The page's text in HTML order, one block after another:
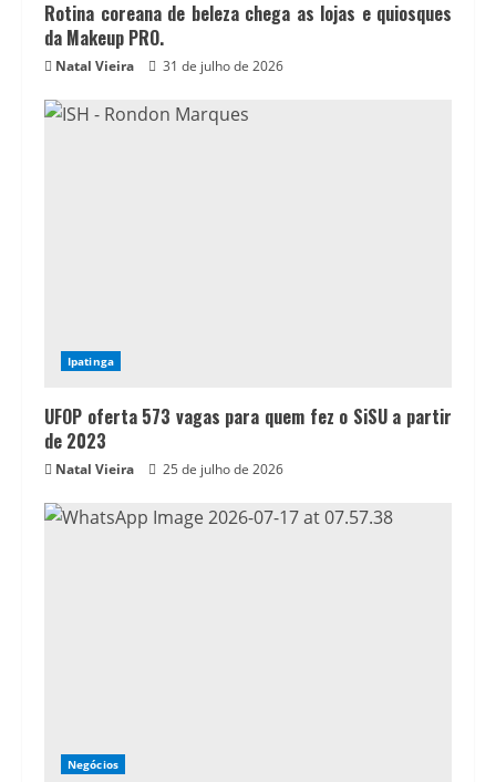
Rotina coreana de beleza chega as lojas e quiosques
da Makeup PRO.
Natal Vieira 31 de julho de 2026
Ipatinga
UFOP oferta 573 vagas para quem fez o SiSU a partir
de 2023
Natal Vieira 25 de julho de 2026
Negócios